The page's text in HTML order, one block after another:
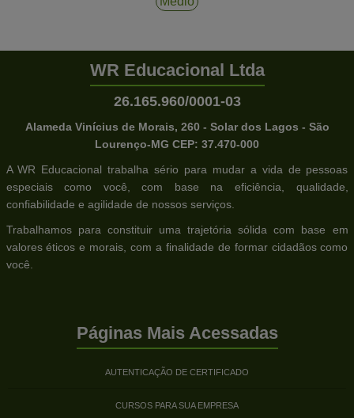
WR Educacional Ltda
26.165.960/0001-03
Alameda Vinícius de Morais, 260 - Solar dos Lagos - São
Lourenço-MG CEP: 37.470-000
A WR Educacional trabalha sério para mudar a vida de pessoas
especiais como você, com base na eficiência, qualidade,
confiabilidade e agilidade de nossos serviços.
Trabalhamos para constituir uma trajetória sólida com base em
valores éticos e morais, com a finalidade de formar cidadãos como
você.
Páginas Mais Acessadas
AUTENTICAÇÃO DE CERTIFICADO
CURSOS PARA SUA EMPRESA